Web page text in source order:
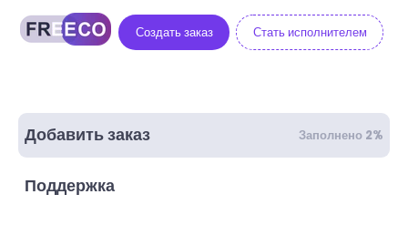
Создать заказ Стать исполнителем
Добавить заказ Заполнено 2%
Поддержка